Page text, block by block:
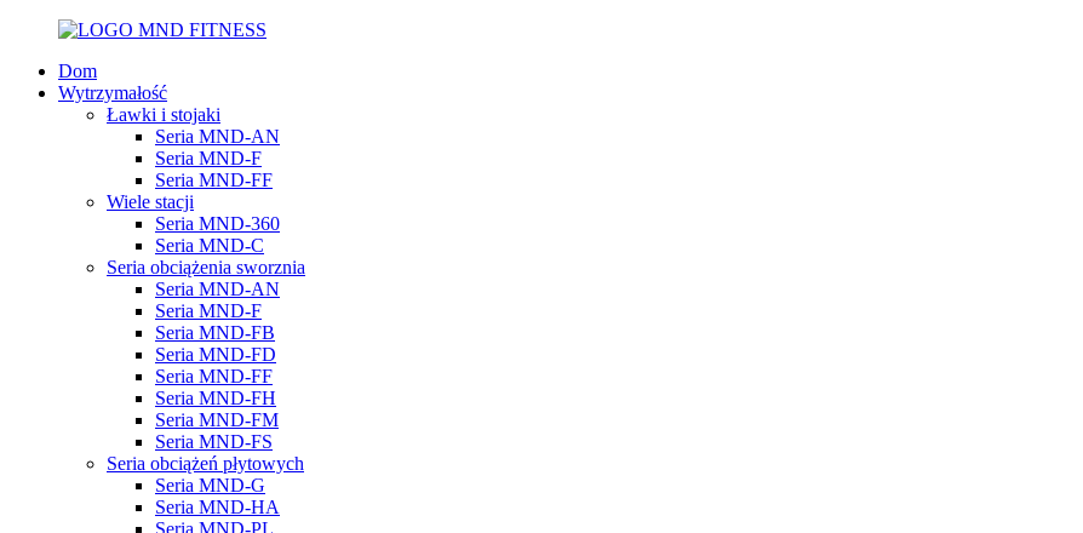
Dom
Wytrzymałość
Ławki i stojaki
Seria MND-AN
Seria MND-F
Seria MND-FF
Wiele stacji
Seria MND-360
Seria MND-C
Seria obciążenia sworznia
Seria MND-AN
Seria MND-F
Seria MND-FB
Seria MND-FD
Seria MND-FF
Seria MND-FH
Seria MND-FM
Seria MND-FS
Seria obciążeń płytowych
Seria MND-G
Seria MND-HA
Seria MND-PL